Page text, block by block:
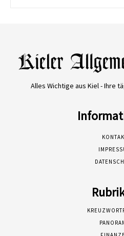
Alles Wichtige aus Kiel - Ihre